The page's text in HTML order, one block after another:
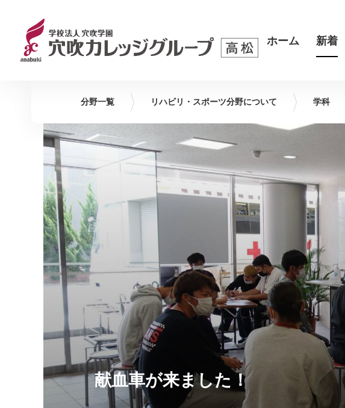
ホーム 新着
分野一覧 リハビリ・スポーツ分野について 学科
献血車が来ました！